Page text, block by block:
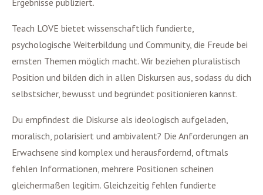
Ergebnisse publiziert.
Teach LOVE bietet wissenschaftlich fundierte,
psychologische Weiterbildung und Community, die Freude bei
ernsten Themen möglich macht. Wir beziehen pluralistisch
Position und bilden dich in allen Diskursen aus, sodass du dich
selbstsicher, bewusst und begründet positionieren kannst.
Du empfindest die Diskurse als ideologisch aufgeladen,
moralisch, polarisiert und ambivalent? Die Anforderungen an
Erwachsene sind komplex und herausfordernd, oftmals
fehlen Informationen, mehrere Positionen scheinen
gleichermaßen legitim. Gleichzeitig fehlen fundierte